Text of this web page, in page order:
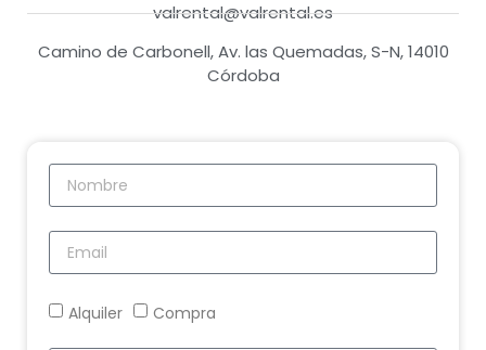
valrental@valrental.es
Camino de Carbonell, Av. las Quemadas, S-N, 14010
Córdoba
Alquiler Compra